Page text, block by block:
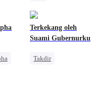
Terkekang oleh
Suami Gubernurku
Takdir